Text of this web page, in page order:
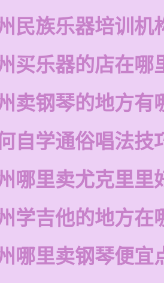
民族乐器培训机
买乐器的店在哪
卖钢琴的地方有
自学通俗唱法技
哪里卖尤克里里
学吉他的地方在
哪里卖钢琴便宜